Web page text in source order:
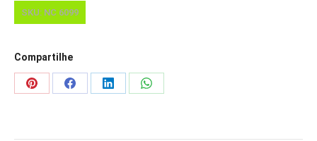
SKU: NC 6099
Compartilhe
Share
Share
Share
Share